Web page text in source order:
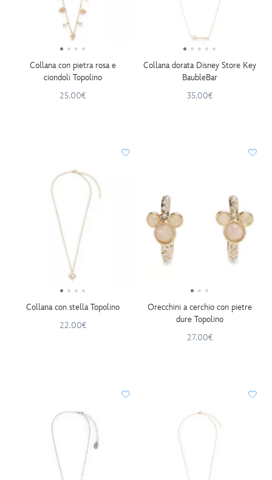
Collana con pietra rosa e
ciondoli Topolino
25.00€
Collana dorata Disney Store Key
BaubleBar
35.00€
Collana con stella Topolino
22.00€
Orecchini a cerchio con pietre
dure Topolino
27.00€